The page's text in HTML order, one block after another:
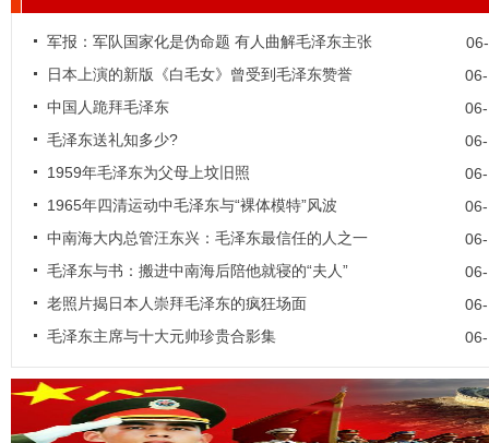
军报：军队国家化是伪命题 有人曲解毛泽东主张
日本上演的新版《白毛女》曾受到毛泽东赞誉
中国人跪拜毛泽东
毛泽东送礼知多少?
1959年毛泽东为父母上坟旧照
1965年四清运动中毛泽东与“裸体模特”风波
中南海大内总管汪东兴：毛泽东最信任的人之一
毛泽东与书：搬进中南海后陪他就寝的“夫人”
老照片揭日本人崇拜毛泽东的疯狂场面
毛泽东主席与十大元帅珍贵合影集